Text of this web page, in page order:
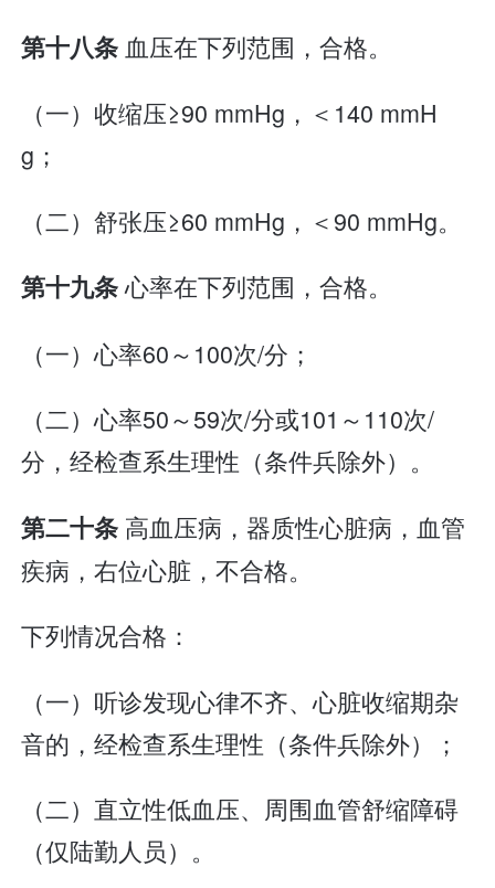
第十八条 血压在下列范围，合格。
（一）收缩压≥90 mmHg，＜140 mmH
g；
（二）舒张压≥60 mmHg，＜90 mmHg。
第十九条心率在下列范围，合格。
（一）心率60～100次/分；
（二）心率50～59次/分或101～110次/
分，经检查系生理性（条件兵除外）。
第二十条 高血压病，器质性心脏病，血管
疾病，右位心脏，不合格。
下列情况合格：
（一）听诊发现心律不齐、心脏收缩期杂
音的，经检查系生理性（条件兵除外）；
（二）直立性低血压、周围血管舒缩障碍
（仅陆勤人员）。